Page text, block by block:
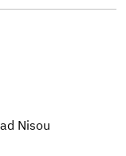
Nisou